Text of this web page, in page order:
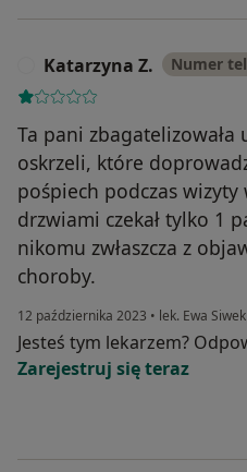
Katarzyna Z. Numer
Ta pani
oskrzeli, które
pośpiech podczas
drzwiami czekał tylko 1
nikomu zwłaszcza z
choroby.
12 października 2023 • lek. Ewa Siwek
Jesteś tym lekarzem?
Zarejestruj się teraz